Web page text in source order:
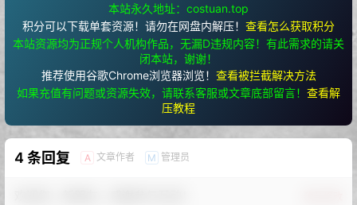
本站永久地址：costuan.top
积分可以下载单套资源！请勿在网盘内解压！ 查看怎么获取积分
本站资源均为正规个人机构作品，无漏D违规内容！有此需求的请关
闭本站，谢谢！
推荐使用谷歌Chrome浏览器浏览！ 查看被拦截解决方法
如果充值有问题或资源失效，请联系客服或文章底部留言！ 查看解
压教程
4 条回复 A 文章作者 M 管理员